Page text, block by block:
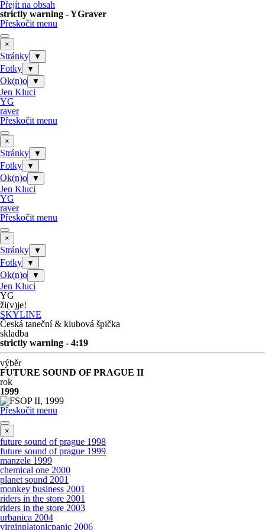
Přejít na obsah
strictly warning - YGraver
Přeskočit menu
×
Stránky ▼
Fotky ▼
Ok(n)o ▼
Jen Kluci
YG
raver
Přeskočit menu
×
Stránky ▼
Fotky ▼
Ok(n)o ▼
Jen Kluci
YG
raver
Přeskočit menu
×
Stránky ▼
Fotky ▼
Ok(n)o ▼
Jen Kluci
YG
ži(v)je!
SKYLINE
Česká taneční & klubová špička
skladba
strictly warning - 4:19
výběr
FUTURE SOUND OF PRAGUE II
rok
1999
Přeskočit menu
×
future sound of prague 1998
future sound of prague 1999
manzele 1999
chemical one 2000
planet sound 2001
monkey business 2001
riders in the store 2001
riders in the store 2003
urbanica 2004
virginplatonicpanic 2006